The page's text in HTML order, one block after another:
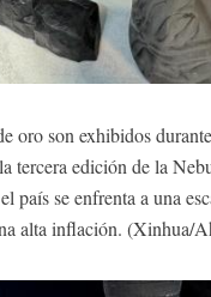
son exhibidos
tercera edición de la
se enfrenta a una
alta inflación. (Xinhua/